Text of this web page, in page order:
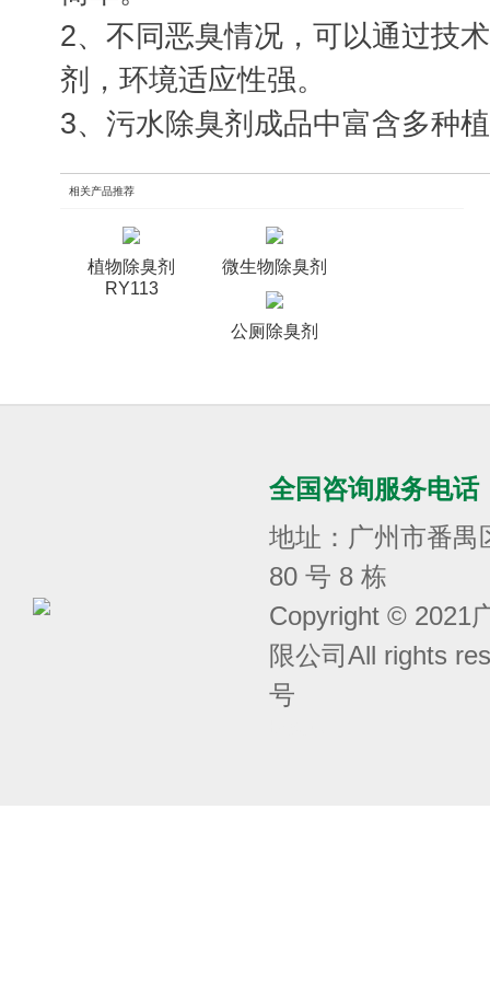
2、不同恶臭情况，可以通过技
剂，环境适应性强。
3、污水除臭剂成品中富含多种
相关产品推荐
植物除臭剂
RY113
微生物除臭剂
公厕除臭剂
全国咨询服务电话
地址：广州市番禺
80 号 8 栋
Copyright © 2021
限公司All rights
号